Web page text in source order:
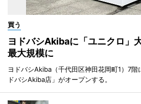
買う
ヨドバシAkibaに「ユニクロ
最大規模に
ヨドバシAkiba（千代田区神田花岡町1）7階
ドバシAkiba店」がオープンする。